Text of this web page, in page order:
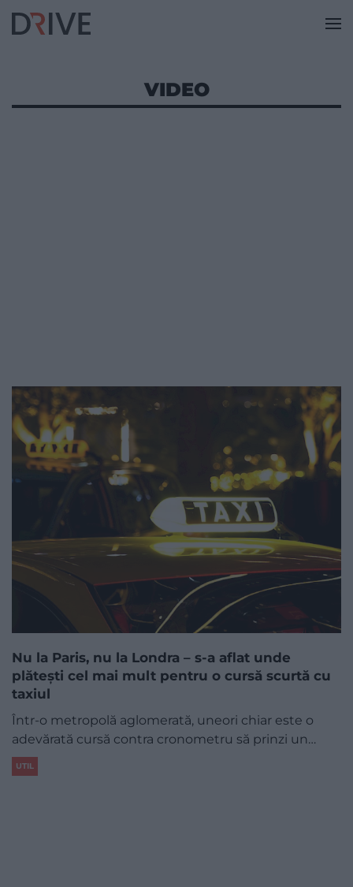
VIDEO
Nu la Paris, nu la Londra – s-a aflat unde
plătești cel mai mult pentru o cursă scurtă cu
taxiul
Într-o metropolă aglomerată, uneori chiar este o
adevărată cursă contra cronometru să prinzi un…
UTIL